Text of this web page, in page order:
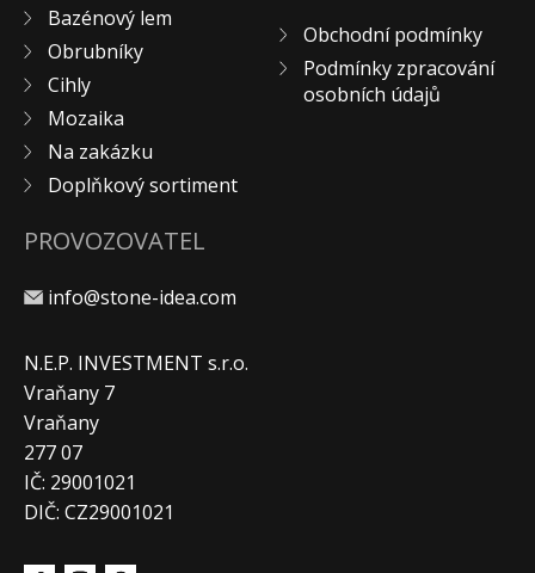
Bazénový lem
Obrubníky
Cihly
Mozaika
Na zakázku
Doplňkový sortiment
Obchodní podmínky
Podmínky zpracování
osobních údajů
PROVOZOVATEL
info@stone-idea.com
N.E.P. INVESTMENT s.r.o.
Vraňany 7
Vraňany
277 07
IČ: 29001021
DIČ: CZ29001021